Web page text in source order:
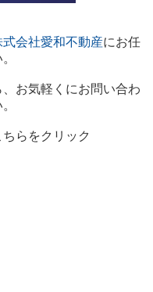
式会社愛和不動産にお任
お気軽くにお問い合わ
らをクリック